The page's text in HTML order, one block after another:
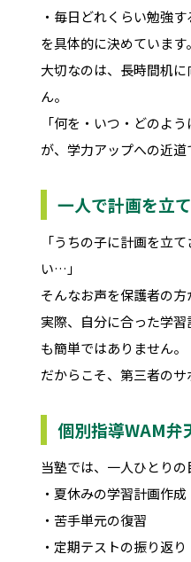
・毎日どれくらい勉強す
を具体的に決めています。
大切なのは、長時間机
ん。
「何を・いつ・どのよ
が、学力アップへの近道
一人で計画を立
「うちの子に計画を立
い…」
そんなお声を保護者の方
実際、自分に合った学
も簡単ではありません。
だからこそ、第三者のサ
個別指導WAM弁
当塾では、一人ひとりの
・夏休みの学習計画作成
・苦手単元の復習
・定期テストの振り返り